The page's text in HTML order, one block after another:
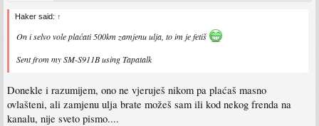
Haker said: ↑
On i selvo vole plaćati 500km zamjenu ulja, to im je fetiš
Sent from my SM-S911B using Tapatalk
Donekle i razumijem, ono ne vjeruješ nikom pa plaćaš masno
ovlašteni, ali zamjenu ulja brate možeš sam ili kod nekog frenda na
kanalu, nije sveto pismo....